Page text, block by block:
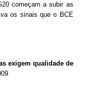
começam a subir as
os sinais que o BCE
exigem qualidade de